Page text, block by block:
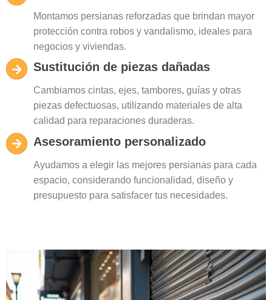
Montamos persianas reforzadas que brindan mayor
protección contra robos y vandalismo, ideales para
negocios y viviendas.
Sustitución de piezas dañadas
Cambiamos cintas, ejes, tambores, guías y otras
piezas defectuosas, utilizando materiales de alta
calidad para reparaciones duraderas.
Asesoramiento personalizado
Ayudamos a elegir las mejores persianas para cada
espacio, considerando funcionalidad, diseño y
presupuesto para satisfacer tus necesidades.